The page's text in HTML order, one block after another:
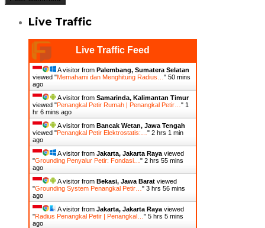
Live Traffic
Live Traffic Feed
A visitor from Palembang, Sumatera Selatan
viewed "Memahami dan Menghitung Radius… " 50 mins
ago
A visitor from Samarinda, Kalimantan Timur
viewed "Penangkal Petir Rumah | Penangkal Petir… " 1
hr 6 mins ago
A visitor from Bancak Wetan, Jawa Tengah
viewed "Penangkal Petir Elektrostatis:… " 2 hrs 1 min
ago
A visitor from Jakarta, Jakarta Raya viewed
"Grounding Penyalur Petir: Fondasi… " 2 hrs 55 mins
ago
A visitor from Bekasi, Jawa Barat viewed
"Grounding System Penangkal Petir… " 3 hrs 56 mins
ago
A visitor from Jakarta, Jakarta Raya viewed
"Radius Penangkal Petir | Penangkal… " 5 hrs 5 mins
ago